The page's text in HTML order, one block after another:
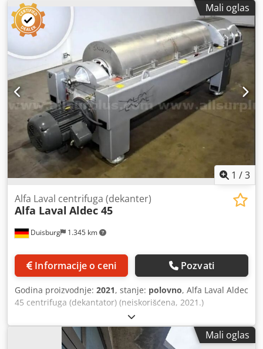
Mali oglas
1 /3
Duisburg 1.345 km
Alfa Laval centrifuga (dekanter)
Alfa Laval Aldec 45
Informacije o ceni Pozvati
Godina proizvodnje: 2021, stanje: polovno, Alfa Laval Aldec
45 centrifuga (dekantator) (neiskorišćena, 2021.)
Visokoefikasni industrijski sistem centrifuge za
kontinuirano odvodnjavanje mulja, dizajniran za
prečišćavanje otpadnih voda u petrohemijskoj industriji.
Mali oglas